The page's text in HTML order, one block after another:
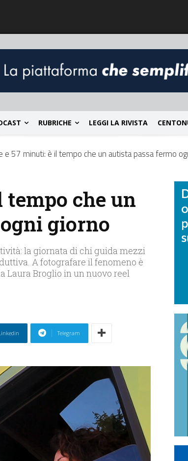
RUBRICHE LEGGI LA RIVISTA
e 57 minuti: è il tempo che un autista passa fermo
tempo che un
giorno
la giornata di chi guida mezzi
A fotografare il fenomeno è
Laura Broglio in un nuovo reel
Telegram